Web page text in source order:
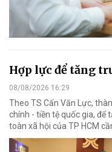
Hợp lực để tăng
08/08/2026 16:29
Theo TS Cấn Văn Lực,
chính - tiền tệ quốc gia,
toàn xã hội của TP HCM